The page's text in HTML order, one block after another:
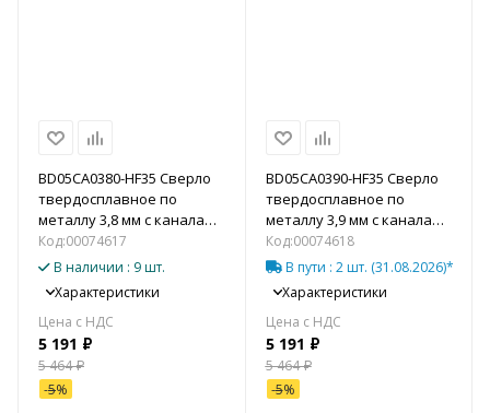
BD05CA0380-HF35 Сверло
твердосплавное по
металлу 3,8 мм с каналами
для подвода СОЖ (5xD)
Код:00074617
В наличии : 9 шт.
Характеристики
5 191 ₽
5 464₽
-5%
BD05CA0390-HF35 Сверло
твердосплавное по
металлу 3,9 мм с каналами
для подвода СОЖ (5xD)
Код:00074618
В пути : 2 шт. (31.08.2026)*
Характеристики
5 191 ₽
5 464₽
-5%